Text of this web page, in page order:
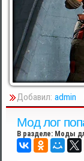
Добавил: admin
Мод лог
В разделе: Моды